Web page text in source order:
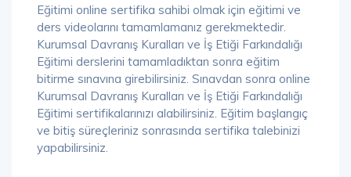
Eğitimi online sertifika sahibi olmak için eğitimi ve
ders videolarını tamamlamanız gerekmektedir.
Kurumsal Davranış Kuralları ve İş Etiği Farkındalığı
Eğitimi derslerini tamamladıktan sonra eğitim
bitirme sınavına girebilirsiniz. Sınavdan sonra online
Kurumsal Davranış Kuralları ve İş Etiği Farkındalığı
Eğitimi sertifikalarınızı alabilirsiniz. Eğitim başlangıç
ve bitiş süreçleriniz sonrasında sertifika talebinizi
yapabilirsiniz.